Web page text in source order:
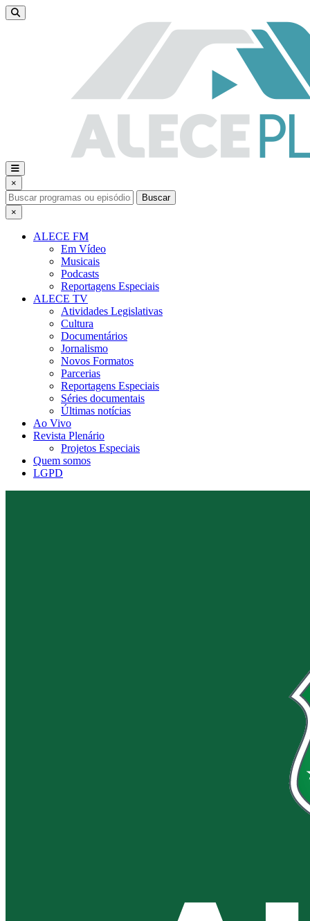
×
Buscar
×
ALECE FM
Em Vídeo
Musicais
Podcasts
Reportagens Especiais
ALECE TV
Atividades Legislativas
Cultura
Documentários
Jornalismo
Novos Formatos
Parcerias
Reportagens Especiais
Séries documentais
Últimas notícias
Ao Vivo
Revista Plenário
Projetos Especiais
Quem somos
LGPD